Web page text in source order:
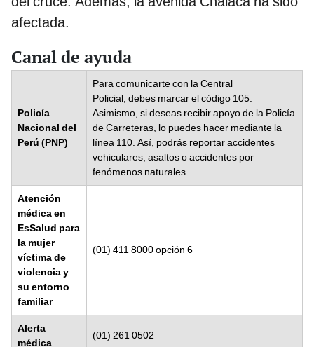
afectada.
Canal de ayuda
Policía
Nacional del
Perú (PNP)
Para comunicarte con la Central
Policial, debes marcar el código 105.
Asimismo, si deseas recibir apoyo de la Policía
de Carreteras, lo puedes hacer mediante la
línea 110. Así, podrás reportar accidentes
vehiculares, asaltos o accidentes por
fenómenos naturales.
Atención
médica en
EsSalud para
la mujer
víctima de
violencia y
su entorno
familiar
(01) 411 8000 opción 6
Alerta
médica
(01) 261 0502